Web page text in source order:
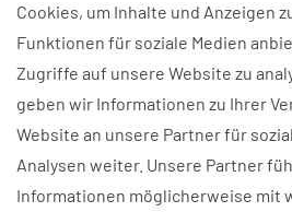
Cookies, um Inhalte und Anzeigen
Funktionen für soziale Medien
Zugriffe auf unsere Website zu
geben wir Informationen zu Ihrer
Website an unsere Partner für
Analysen weiter. Unsere Partner
Informationen möglicherweise mit